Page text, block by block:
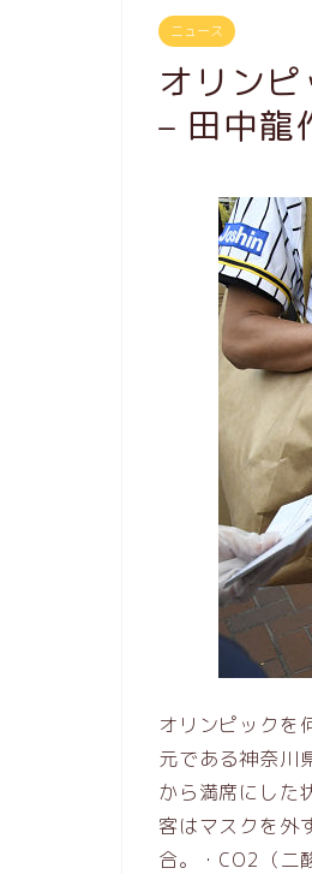
ニュース
オリン
– 田中龍
オリンピックを
元である神奈川
から満席にした
客はマスクを外
合。・CO2（二